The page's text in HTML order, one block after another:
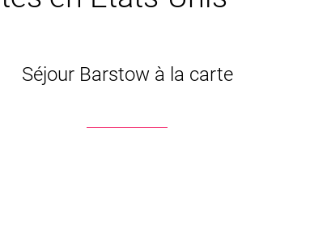
Séjour Barstow à la carte